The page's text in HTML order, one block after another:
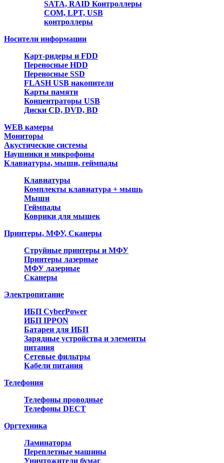
SATA, RAID Контроллеры
COM, LPT, USB
контроллеры
Носители информации
Карт-ридеры и FDD
Переносные HDD
Переносные SSD
FLASH USB накопители
Карты памяти
Концентраторы USB
Диски CD, DVD, BD
WEB камеры
Мониторы
Акустические системы
Наушники и микрофоны
Клавиатуры, мыши, геймпады
Клавиатуры
Комплекты клавиатура + мышь
Мыши
Геймпады
Коврики для мышек
Принтеры, МФУ, Сканеры
Струйные принтеры и МФУ
Принтеры лазерные
МФУ лазерные
Сканеры
Электропитание
ИБП CyberPower
ИБП IPPON
Батареи для ИБП
Зарядные устройства и элементы
питания
Сетевые фильтры
Кабели питания
Телефония
Телефоны проводные
Телефоны DECT
Оргтехника
Ламинаторы
Переплетные машины
Уничтожители бумаг